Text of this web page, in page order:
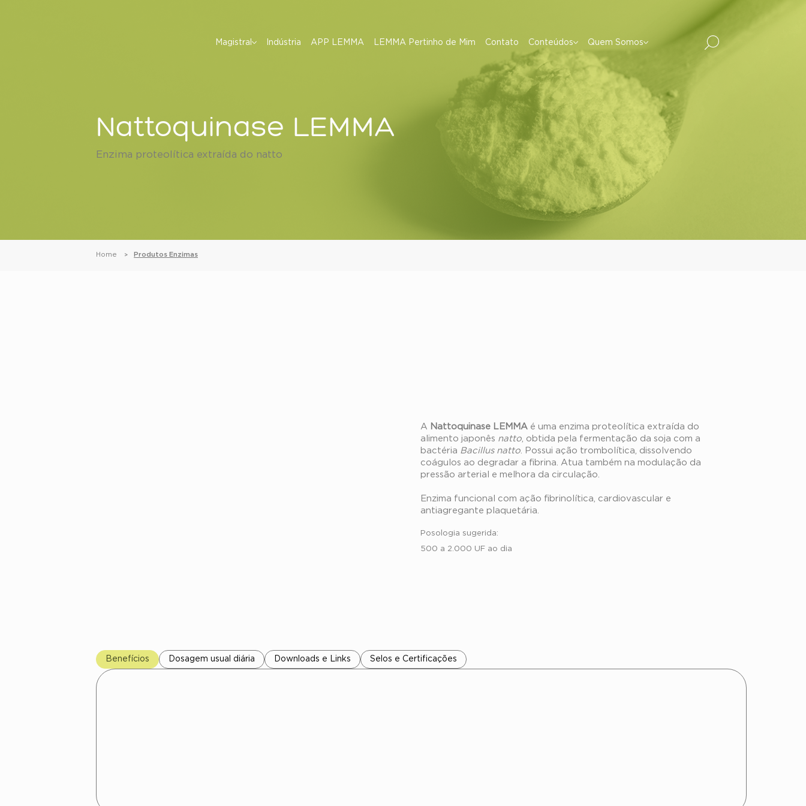
Magistral Indústria APP LEMMA LEMMA Pertinho de Mim Contato Conteúdos Quem Somos
Nattoquinase LEMMA
Enzima proteolítica extraída do natto
Home > Produtos Enzimas
A Nattoquinase LEMMA é uma enzima proteolítica extraída do
alimento japonês natto, obtida pela fermentação da soja com a
bactéria Bacillus natto. Possui ação trombolítica, dissolvendo
coágulos ao degradar a fibrina. Atua também na modulação da
pressão arterial e melhora da circulação.
Enzima funcional com ação fibrinolítica, cardiovascular e
antiagregante plaquetária.
Posologia sugerida:
500 a 2.000 UF ao dia
Benefícios Dosagem usual diária Downloads e Links Selos e Certificações